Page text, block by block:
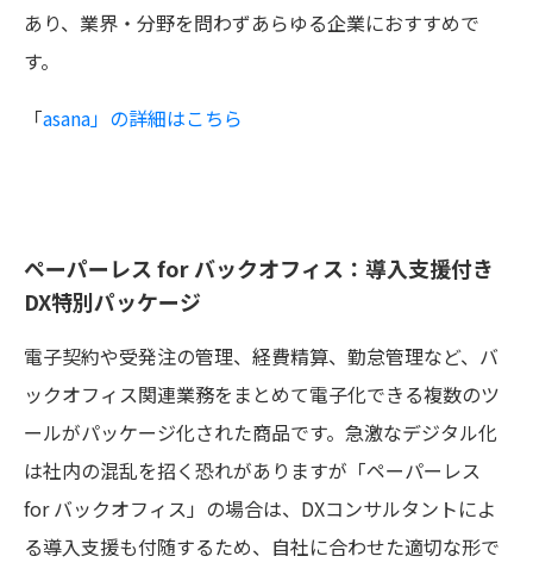
あり、業界・分野を問わずあらゆる企業におすすめで
す。
「asana」の詳細はこちら
ペーパーレス for バックオフィス：導入支援付き
DX特別パッケージ
電子契約や受発注の管理、経費精算、勤怠管理など、バ
ックオフィス関連業務をまとめて電子化できる複数のツ
ールがパッケージ化された商品です。急激なデジタル化
は社内の混乱を招く恐れがありますが「ペーパーレス
for バックオフィス」の場合は、DXコンサルタントによ
る導入支援も付随するため、自社に合わせた適切な形で